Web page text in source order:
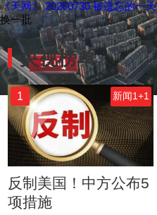
《天网》 20260730 被遗忘的一天
换一批
央视榜单
1 新闻1+1
反制美国！中方公布5
项措施